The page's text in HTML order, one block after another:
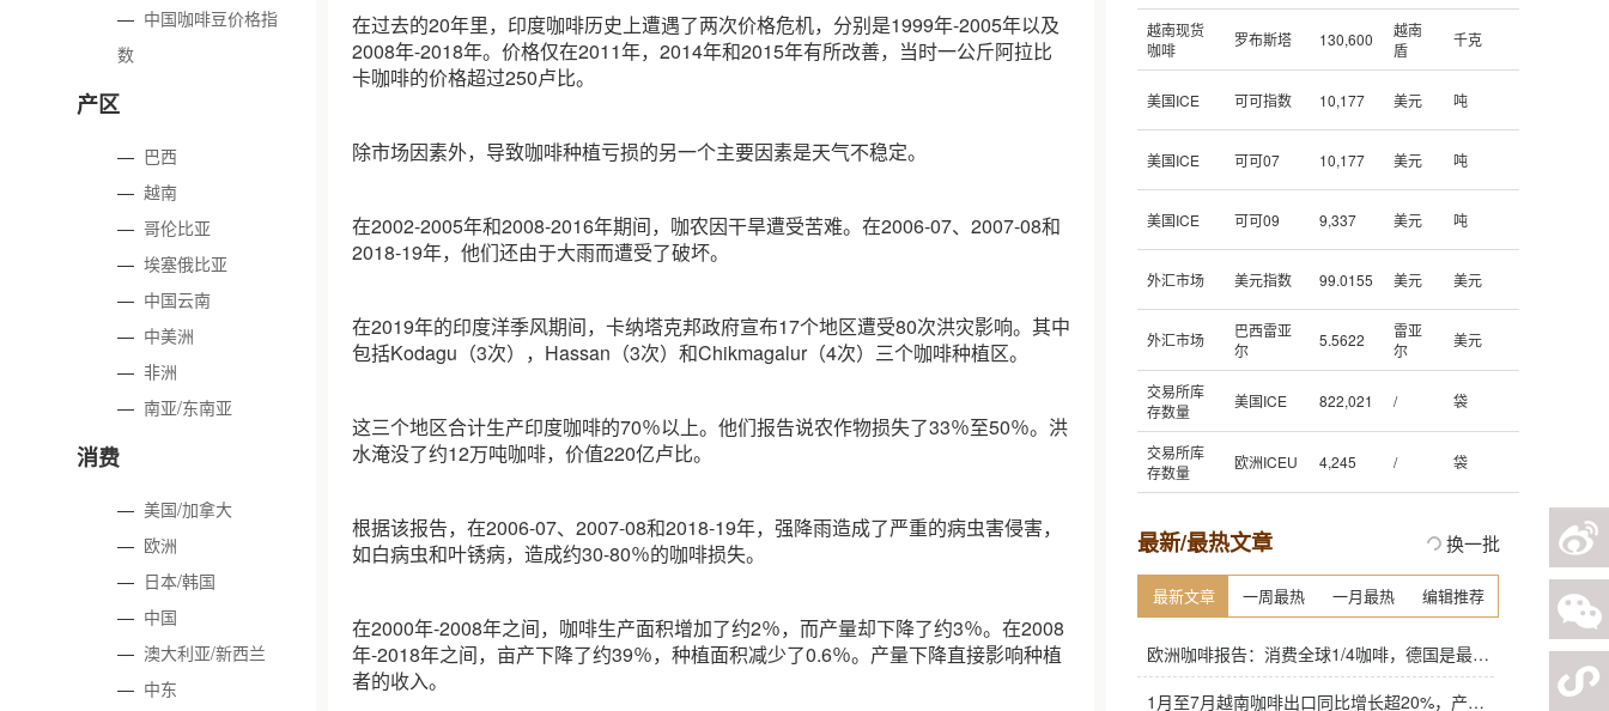
— 中国咖啡豆价格指
数
产区
— 巴西
—越南
—哥伦比亚
—埃塞俄比亚
— 中国云南
— 中美洲
—非洲
—南亚/东南亚
消费
—美国/加拿大
— 欧洲
— 日本/韩国
— 中国
— 澳大利亚/新西兰
— 中东
在过去的20年里，印度咖啡历史上遭遇了两次价格危机，分别是1999年-2005年以及
2008年-2018年。价格仅在2011年，2014年和2015年有所改善，当时一公斤阿拉比
卡咖啡的价格超过250卢比。
除市场因素外，导致咖啡种植亏损的另一个主要因素是天气不稳定。
在2002-2005年和2008-2016年期间，咖农因干旱遭受苦难。在2006-07、2007-08和
2018-19年，他们还由于大雨而遭受了破坏。
在2019年的印度洋季风期间，卡纳塔克邦政府宣布17个地区遭受80次洪灾影响。其中
包括Kodagu（3次），Hassan（3次）和Chikmagalur（4次）三个咖啡种植区。
这三个地区合计生产印度咖啡的70％以上。他们报告说农作物损失了33％至50％。洪
水淹没了约12万吨咖啡，价值220亿卢比。
根据该报告，在2006-07、2007-08和2018-19年，强降雨造成了严重的病虫害侵害，
如白病虫和叶锈病，造成约30-80％的咖啡损失。
在2000年-2008年之间，咖啡生产面积增加了约2％，而产量却下降了约3％。在2008
年-2018年之间，亩产下降了约39％，种植面积减少了0.6％。产量下降直接影响种植
者的收入。
越南现货
咖啡
罗布斯塔 130,600
越南
盾
千克
美国ICE 可可指数 10,177 美元 吨
美国ICE 可可07 10,177 美元 吨
美国ICE 可可09 9,337 美元 吨
外汇市场 美元指数 99.0155 美元 美元
外汇市场
巴西雷亚
尔
5.5622
雷亚
尔
美元
交易所库
存数量
美国ICE 822,021 / 袋
交易所库
存数量
欧洲ICEU 4,245 / 袋
最新/最热文章 换一批
最新文章 一周最热 一月最热 编辑推荐
欧洲咖啡报告：消费全球1/4咖啡，德国是最大进口国，意大利在烘焙咖啡生产中领先
1月至7月越南咖啡出口同比增长超20%，产量也将是过去四年来最高